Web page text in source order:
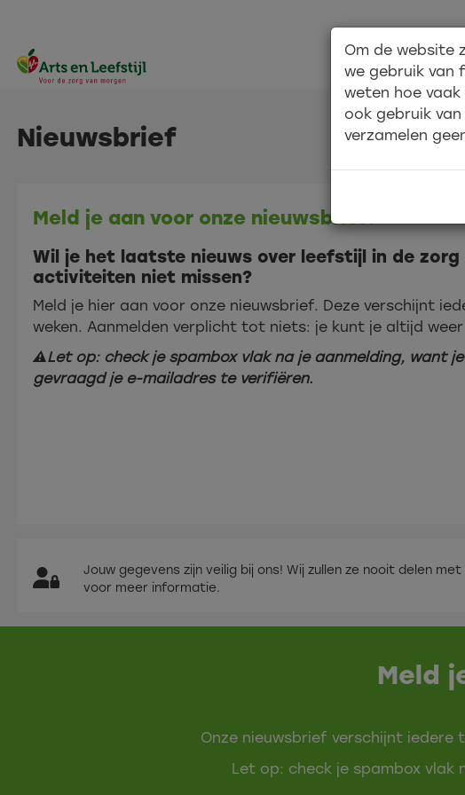
Nieuwsbrief
Meld je aan voor onze nieuwsbrief!
Wil je het laatste nieuws over leefstijl in de zorg
activiteiten niet missen?
Meld je hier aan voor onze nieuwsbrief. Deze verschijnt
weken. Aanmelden verplicht tot niets: je kunt je altijd
⚠️Let op: check je spambox vlak na je aanmelding, want
gevraagd je e-mailadres te verifiëren.
Jouw gegevens zijn veilig bij ons! Wij zullen ze nooit delen
voor meer informatie.
Meld
Onze nieuwsbrief verschijnt iedere
Let op: check je spambox
Om de website
we gebruik van
weten hoe
ook gebruik
verzamelen